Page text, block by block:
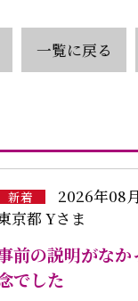
一覧に戻る
新着
2026年08
京都 Yさま
前の説明がな
でした